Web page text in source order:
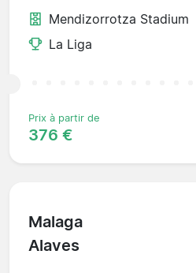
Mendizorrotza Stadium
La Liga
Prix à partir de
376 €
Malaga
Alaves